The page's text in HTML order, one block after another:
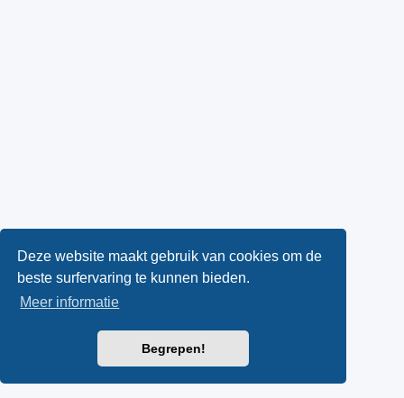
Deze website maakt gebruik van cookies om de
beste surfervaring te kunnen bieden.
Meer informatie
Begrepen!